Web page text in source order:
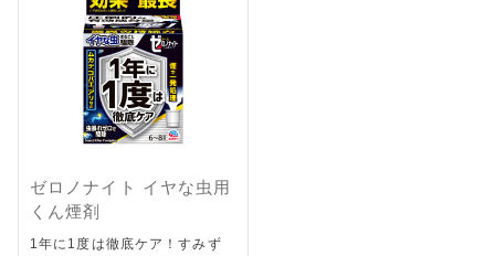
ゼロノナイト イヤな虫用
くん煙剤
1年に1度は徹底ケア！すみず